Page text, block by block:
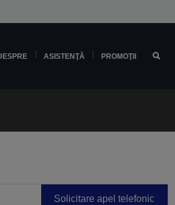
ASISTENŢĂ PROMOŢII
Solicitare apel telefonic